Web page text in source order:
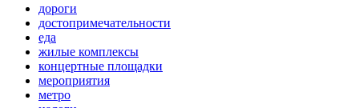
дороги
достопримечательности
еда
жилые комплексы
концертные площадки
мероприятия
метро